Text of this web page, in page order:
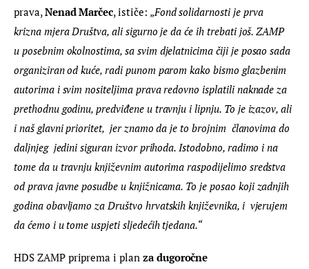
prava, Nenad Marčec, ističe: „Fond solidarnosti je prva
krizna mjera Društva, ali sigurno je da će ih trebati još. ZAMP
u posebnim okolnostima, sa svim djelatnicima čiji je posao sada
organiziran od kuće, radi punom parom kako bismo glazbenim
autorima i svim nositeljima prava redovno isplatili naknade za
prethodnu godinu, predviđene u travnju i lipnju. To je izazov, ali
i naš glavni prioritet,  jer znamo da je to brojnim  članovima do
daljnjeg  jedini siguran izvor prihoda. Istodobno, radimo i na
tome da u travnju književnim autorima raspodijelimo sredstva
od prava javne posudbe u knjižnicama. To je posao koji zadnjih
godina obavljamo za Društvo hrvatskih književnika, i  vjerujem
da ćemo i u tome uspjeti sljedećih tjedana.“
HDS ZAMP priprema i plan za dugoročne